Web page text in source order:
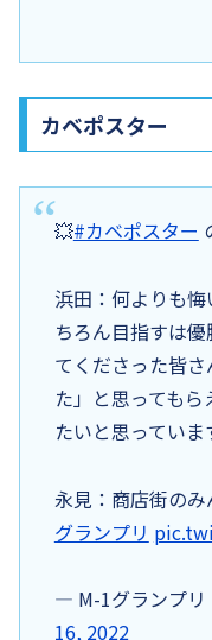
カベポスター
💥#カベポスター
浜田：何よりも
ちろん目指すは
てくださった皆
た」と思っても
たいと思っていま
永見：商店街のみ
グランプリ
— M-1グランプリ
16, 2022